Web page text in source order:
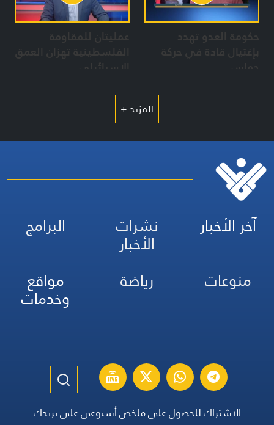
حكومة العدو تهدد
بإغتيال قادة في حركة
حماس
عمليتان للمقاومة
الفلسطينية تهزان العمق
المزيد +
آخر الأخبار نشرات
الأخبار
البرامج
منوعات
رياضة مواقع
وخدمات
الاشتراك للحصول على ملخص أسبوعي على بريدك